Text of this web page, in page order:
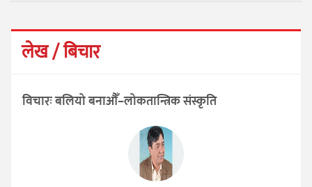
लेख / बिचार
विचारः बलियो बनाऔँ–लोकतान्त्रिक संस्कृति